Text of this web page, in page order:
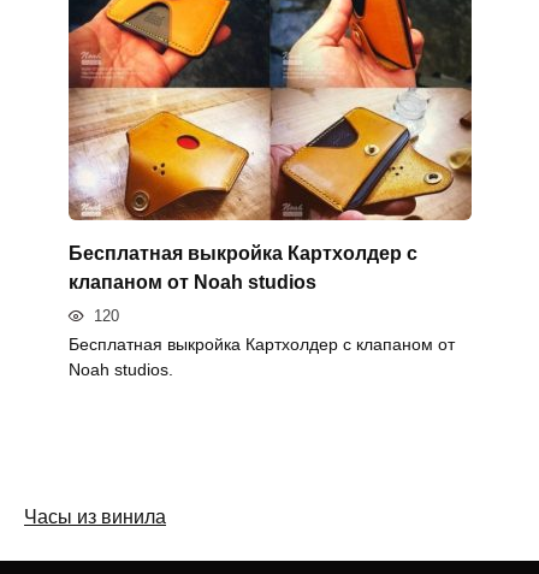
Бесплатная выкройка Картхолдер с
клапаном от Noah studios
120
Бесплатная выкройка Картхолдер с клапаном от
Noah studios.
Часы из винила